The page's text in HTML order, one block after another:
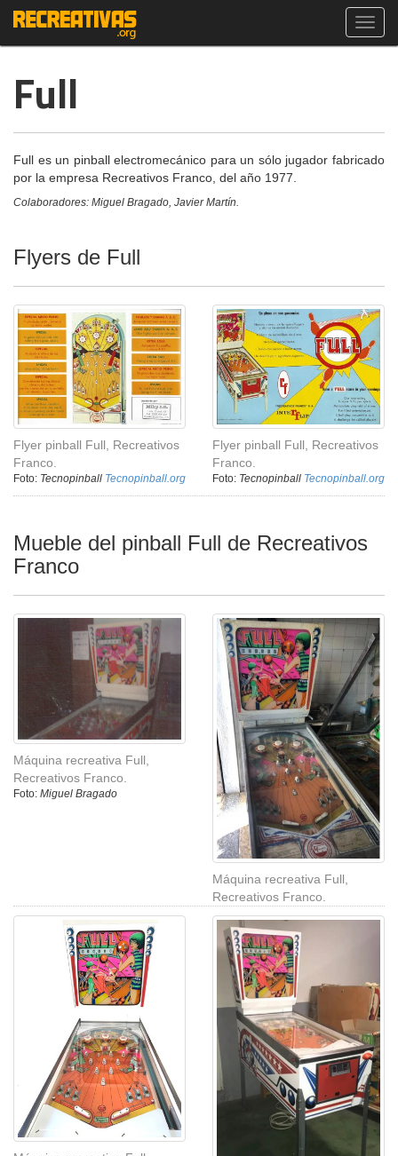
Full
Full es un pinball electromecánico para un sólo jugador fabricado
por la empresa Recreativos Franco, del año 1977.
Colaboradores: Miguel Bragado, Javier Martín.
Flyers de Full
Flyer pinball Full, Recreativos
Franco.
Foto: Tecnopinball Tecnopinball.org
Flyer pinball Full, Recreativos
Franco.
Foto: Tecnopinball Tecnopinball.org
Mueble del pinball Full de Recreativos
Franco
Máquina recreativa Full,
Recreativos Franco.
Foto: Miguel Bragado
Máquina recreativa Full,
Recreativos Franco.